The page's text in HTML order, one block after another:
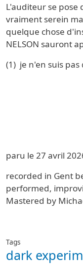
L'auditeur se pose
vraiment serein
quelque chose
NELSON sauront
(1) je n'en suis
paru le 27 avril
recorded in Gent
performed,
Mastered by
Tags
dark